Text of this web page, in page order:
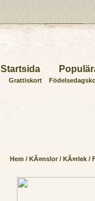
Startsida
Grattiskort
Hem / KÃ¤nslor/ KÃ¤rlek/